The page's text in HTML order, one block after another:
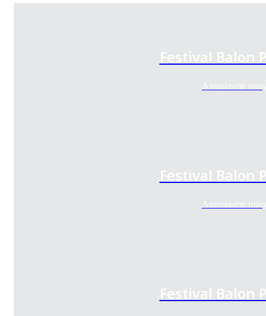
Festival Balon
Antusiasme
Festival Balon
Antusiasme
Festival Balon